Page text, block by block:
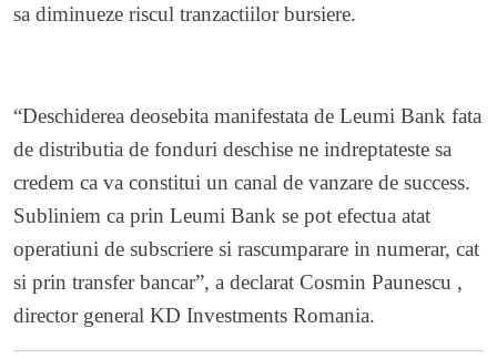
sa diminueze riscul tranzactiilor bursiere.
“Deschiderea deosebita manifestata de Leumi Bank fata
de distributia de fonduri deschise ne indreptateste sa
credem ca va constitui un canal de vanzare de success.
Subliniem ca prin Leumi Bank se pot efectua atat
operatiuni de subscriere si rascumparare in numerar, cat
si prin transfer bancar”, a declarat Cosmin Paunescu ,
director general KD Investments Romania.